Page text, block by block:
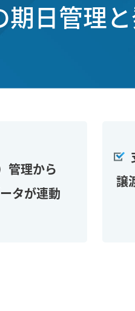
事業 電気工
期日管理
管理から
タが連動
譲